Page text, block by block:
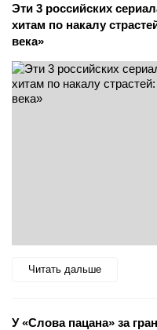
Эти 3 российских
хитам по накалу
века»
Читать дальше
У «Слова пацана» за